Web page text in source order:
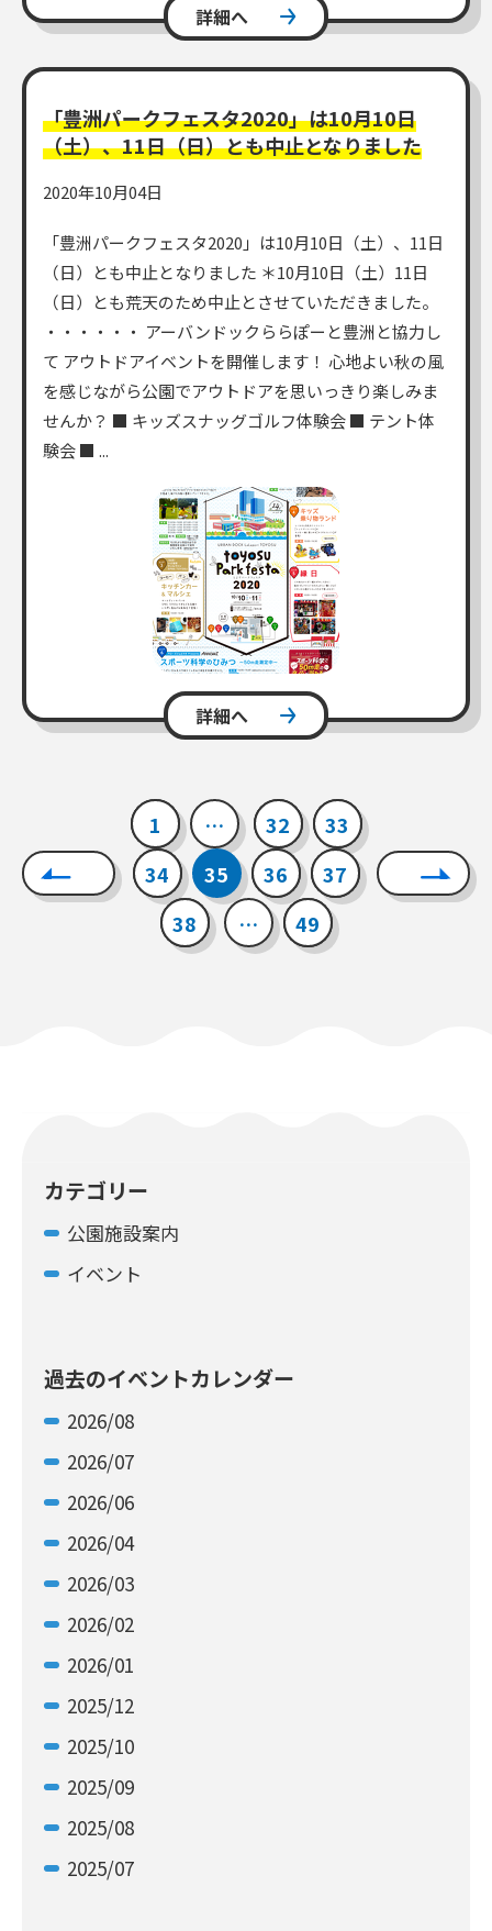
詳細へ
「豊洲パークフェスタ2020」は10月10日
（土）、11日（日）とも中止となりました
2020年10月04日
「豊洲パークフェスタ2020」は10月10日（土）、11日
（日）とも中止となりました ＊10月10日（土）11日
（日）とも荒天のため中止とさせていただきました。
・・・・・・ アーバンドックららぽーと豊洲と協力し
て アウトドアイベントを開催します！ 心地よい秋の風
を感じながら公園でアウトドアを思いっきり楽しみま
せんか？ ■ キッズスナッグゴルフ体験会 ■ テント体
験会 ■ ...
詳細へ
1 … 32
33
34
35 36
37
38
… 49
カテゴリー
公園施設案内
イベント
過去のイベントカレンダー
2026/08
2026/07
2026/06
2026/04
2026/03
2026/02
2026/01
2025/12
2025/10
2025/09
2025/08
2025/07